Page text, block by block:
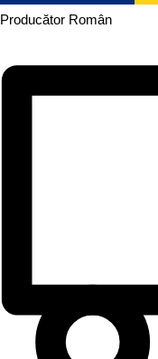
Producător Român